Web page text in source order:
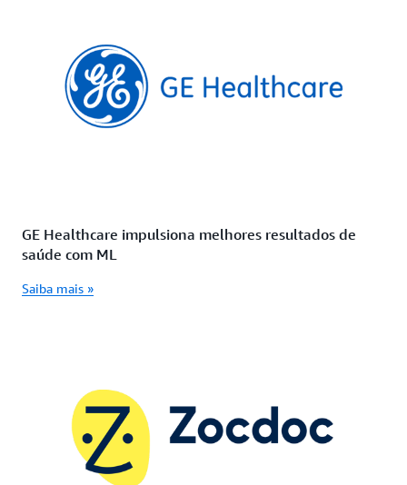
GE Healthcare impulsiona melhores resultados de
saúde com ML
Saiba mais »